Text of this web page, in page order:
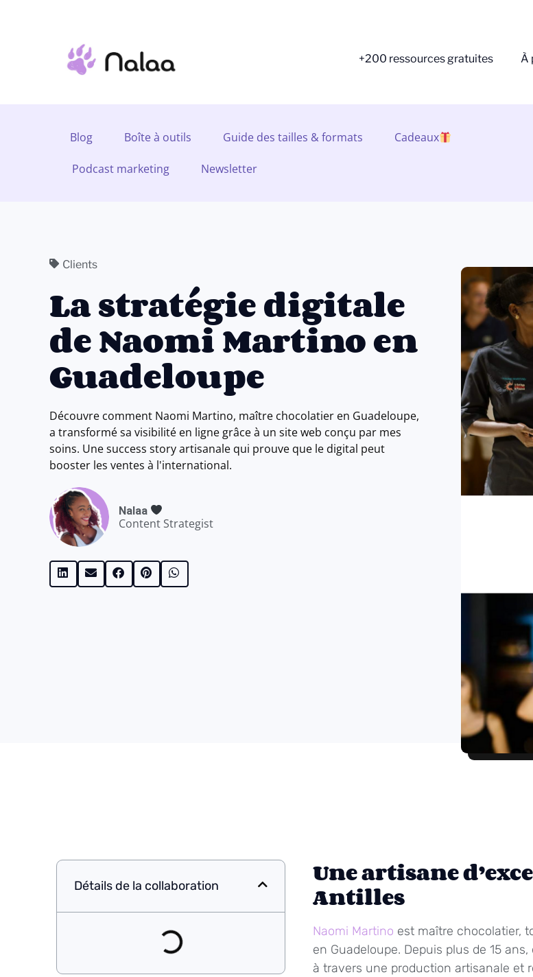
+200 ressources gratuites À
Blog Boîte à outils Guide des tailles & formats Cadeaux
Podcast marketing Newsletter
Clients
La stratégie digitale
de Naomi Martino en
Guadeloupe
Découvre comment Naomi Martino, maître chocolatier en Guadeloupe,
a transformé sa visibilité en ligne grâce à un site web conçu par mes
soins. Une success story artisanale qui prouve que le digital peut
booster les ventes à l'international.
Nalaa
Content Strategist
Détails de la collaboration Une artisane
Antilles
Naomi Martino est maître chocolatier,
en Guadeloupe. Depuis plus de 15
à travers une production artisanale et